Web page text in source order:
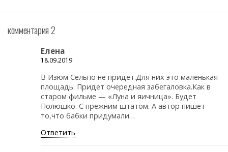
комментария 2
Елена
18.09.2019
В Изюм Сельпо не придет.Для них это маленькая
площадь. Придет очередная забегаловка.Как в
старом фильме — «Луна и яичница». Будет
Полюшко. С прежним штатом. А автор пишет
то,что бабки придумали…
Ответить